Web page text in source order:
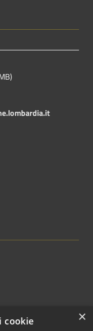
×
cookie